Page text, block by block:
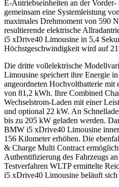
E-Antriebseinheiten an der
gemeinsam eine Systemleistung
maximales Drehmoment von 590
resultierende elektrische
i5 xDrive40 Limousine in 5,4
Höchstgeschwindigkeit wird auf
Die dritte vollelektrische
Limousine speichert ihre Energie
angeordneten Hochvoltbatterie mit
von 81,2 kWh. Ihre Combined
Wechselstrom-Laden mit einer
und optional 22 kW. An
bis zu 205 kW geladen werden.
BMW i5 xDrive40 Limousine
156 Kilometer erhöhen. Die
& Charge Multi Contract
Authentifizierung des Fahrzeugs
Testverfahren WLTP ermittelte
i5 xDrive40 Limousine beläuft